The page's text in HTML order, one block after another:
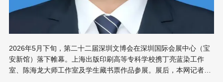
2026年5月下旬，第二十二届深圳文博会在深圳国际会展中心（宝
安新馆）落下帷幕。上海出版印刷高等专科学校携丁亮蓝染工作
室、陈海龙大师工作室及学生藏书票作品参展。展后，本网记者小